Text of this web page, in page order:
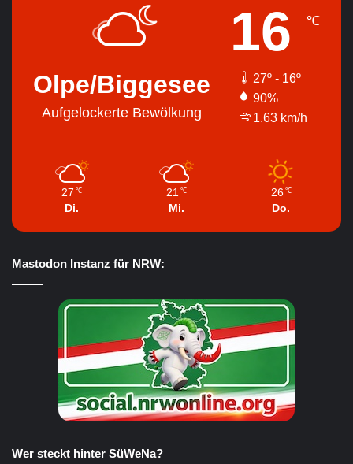
Olpe/Biggesee
Aufgelockerte Bewölkung
16 ℃
27º - 16º
90%
1.63 km/h
27 ℃
Di.
21 ℃
Mi.
26 ℃
Do.
Mastodon Instanz für NRW:
Wer steckt hinter SüWeNa?